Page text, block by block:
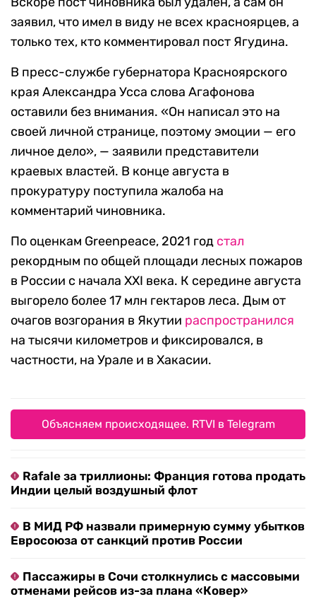
заявил, что имел в виду не всех красноярцев, а
только тех, кто комментировал пост Ягудина.
В пресс-службе губернатора Красноярского
края Александра Усса слова Агафонова
оставили без внимания. «Он написал это на
своей личной странице, поэтому эмоции — его
личное дело», — заявили представители
краевых властей. В конце августа в
прокуратуру поступила жалоба на
комментарий чиновника.
По оценкам Greenpeace, 2021 год стал
рекордным по общей площади лесных пожаров
в России с начала XXI века. К середине августа
выгорело более 17 млн гектаров леса. Дым от
очагов возгорания в Якутии распространился
на тысячи километров и фиксировался, в
частности, на Урале и в Хакасии.
Объясняем происходящее. RTVI в Telegram
Rafale за триллионы: Франция готова продать
Индии целый воздушный флот
В МИД РФ назвали примерную сумму убытков
Евросоюза от санкций против России
Пассажиры в Сочи столкнулись с массовыми
отменами рейсов из-за плана «Ковер»